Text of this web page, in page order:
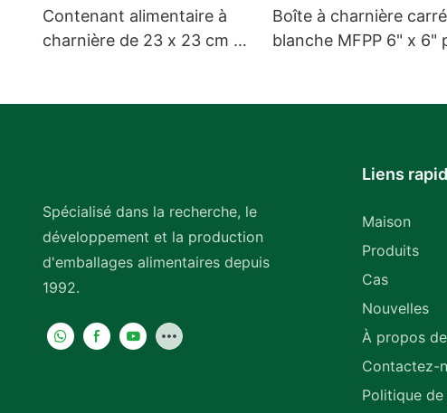
Contenant alimentaire à
charnière de 23 x 23 cm (9
Boîte à charnière
blanche MFPP 6" x 6"
Spécialisé dans la recherche, le
développement et la production
d'emballages alimentaires depuis
1992.
Liens
Maison
Produits
Cas
Nouvelles
À propos
Contactez-
Politique